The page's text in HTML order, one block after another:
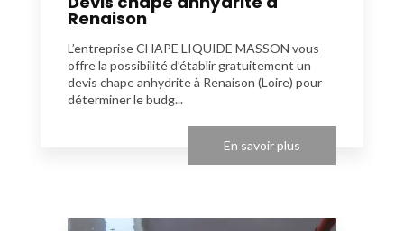
Renaison
L’entreprise CHAPE LIQUIDE MASSON vous
offre la possibilité d’établir gratuitement un
devis chape anhydrite à Renaison (Loire) pour
déterminer le budg...
En savoir plus